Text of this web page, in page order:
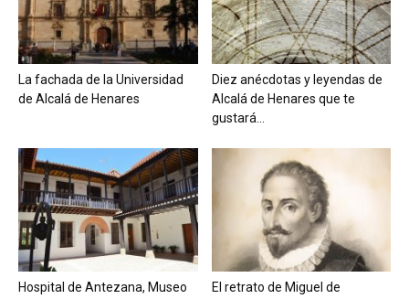
La fachada de la Universidad
de Alcalá de Henares
Diez anécdotas y leyendas de
Alcalá de Henares que te
gustará...
Hospital de Antezana, Museo
El retrato de Miguel de